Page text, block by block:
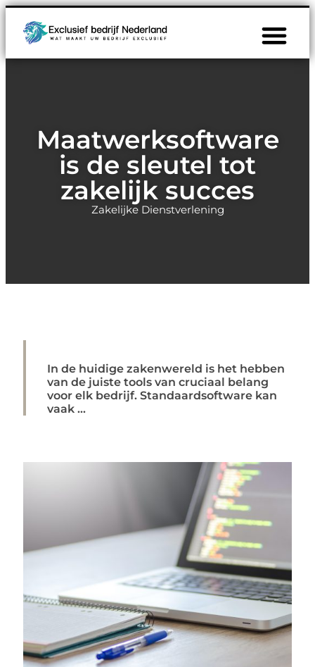
Maatwerksoftware
is de sleutel tot
zakelijk succes
Zakelijke Dienstverlening
In de huidige zakenwereld is het hebben
van de juiste tools van cruciaal belang
voor elk bedrijf. Standaardsoftware kan
vaak ...